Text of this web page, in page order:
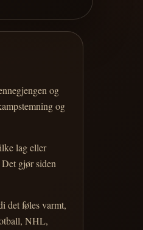
og
og
lag eller
gjør siden
det føles varmt,
NHL,